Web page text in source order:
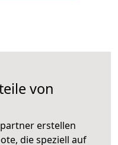
von
erstellen
die speziell auf